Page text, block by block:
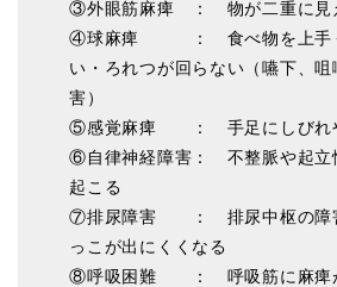
③外眼筋麻痺 ： 物が二重に見
④球麻痺 ： 食べ物を上手く
い・ろれつが回らない（嚥下、
害）
⑤感覚麻痺 ： 手足にしびれ
⑥自律神経障害： 不整脈や起立
起こる
⑦排尿障害 ： 排尿中枢の障
っこが出にくくなる
⑧呼吸困難 ： 呼吸筋に麻痺